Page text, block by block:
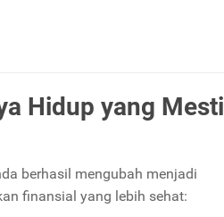
Hidup yang Mesti
berhasil mengubah menjadi
finansial yang lebih sehat: